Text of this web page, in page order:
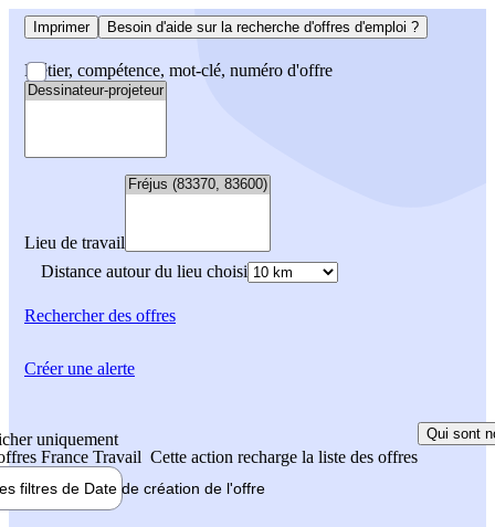
Imprimer Besoin d'aide sur la recherche d'offres d'emploi ?
Métier, compétence, mot-clé, numéro d'offre
Lieu de travail
Distance autour du lieu choisi
Rechercherdes offres
uniquement
France Travail Cette action recharge la liste des offres
Qui sont
filtres de Date de création de l'offre
Créer une alerte